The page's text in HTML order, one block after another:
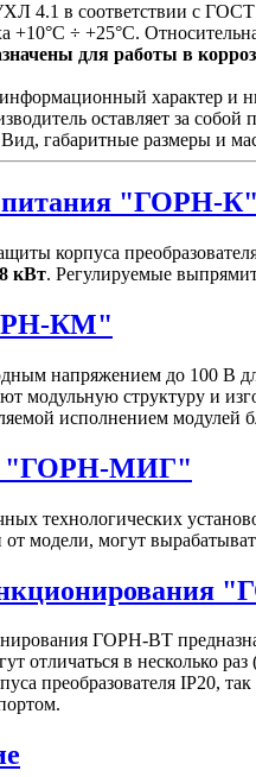
4.1 в соответствии с
+10°С ÷ +25°С.
для работы в
характер и
оставляет за
габаритные размеры и
"ГОРН-К"
корпуса
8 кВт. Регулируемые
КМ"
напряжением до 100 В
модульную структуру и
исполнением модулей
"ГОРН-МИГ"
технологических
модели, могут
ГОРН-ВТ
отличаться в несколько
преобразователя IP20,